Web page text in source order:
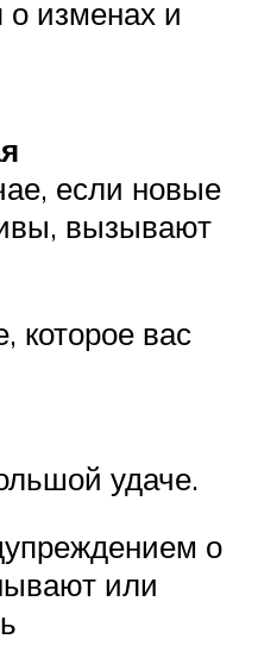
о изменах и
если новые
вызывают
которое вас
удаче.
о
или